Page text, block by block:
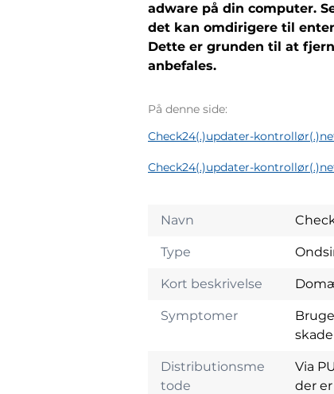
adware på din computer.
det kan omdirigere til
Dette er grunden til at
anbefales.
På denne side:
Check24(.)updater-
Check24(.)updater-
Navn
Type
Kort beskrivelse
Symptomer
Distributionsme
tode
Via
der